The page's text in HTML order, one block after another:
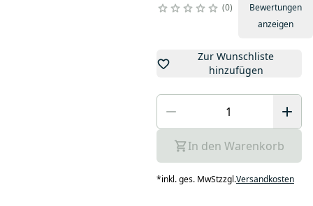
0
Bewertungen
anzeigen
Zur Wunschliste
hinzufügen
In den Warenkorb
*inkl. ges. MwStzzgl.Versandkosten